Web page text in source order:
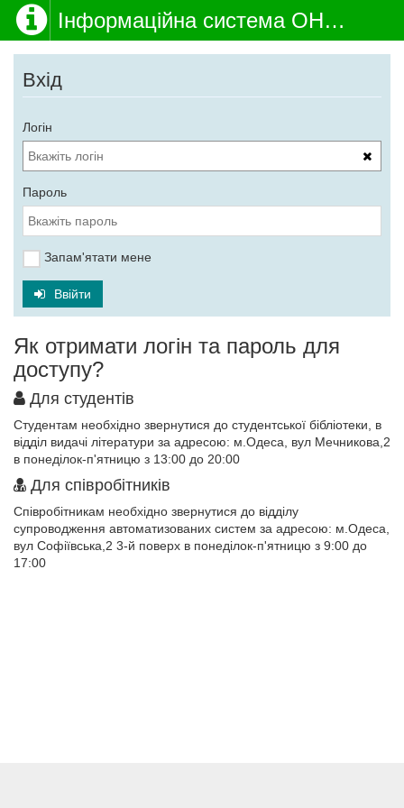
Інформаційна система ОНМедУ
Вхід
Логін
Пароль
Запам'ятати мене
Ввійти
Як отримати логін та пароль для
доступу?
Для студентів
Студентам необхідно звернутися до студентської бібліотеки, в
відділ видачі літератури за адресою: м.Одеса, вул Мечникова,2
в понеділок-п'ятницю з 13:00 до 20:00
Для співробітників
Співробітникам необхідно звернутися до відділу
супроводження автоматизованих систем за адресою: м.Одеса,
вул Софіївська,2 3-й поверх в понеділок-п'ятницю з 9:00 до
17:00